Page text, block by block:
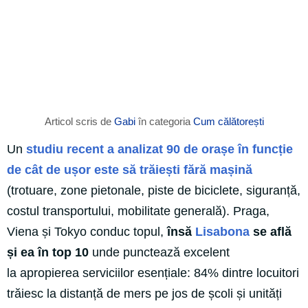
Articol scris de Gabi în categoria Cum călătorești
Un studiu recent a analizat 90 de orașe în funcție
de cât de ușor este să trăiești fără mașină
(trotuare, zone pietonale, piste de biciclete, siguranță,
costul transportului, mobilitate generală). Praga,
Viena și Tokyo conduc topul,însă Lisabona se află
și ea în top 10 unde punctează excelent
la apropierea serviciilor esențiale: 84% dintre locuitori
trăiesc la distanță de mers pe jos de școli și unități